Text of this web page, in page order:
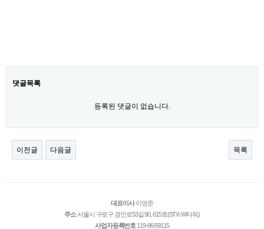
댓글목록
등록된 댓글이 없습니다.
이전글 다음글 목록
대표이사이영준
주소서울시 구로구 경인로53길 90, 615호(STX-W타워)
사업자등록번호 119-86-59115